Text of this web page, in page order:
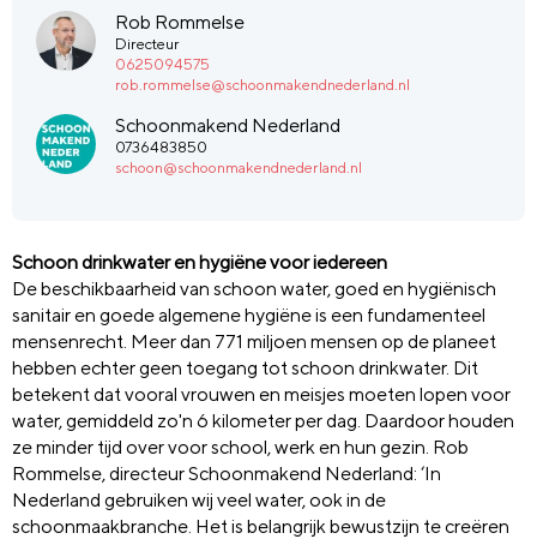
Rob Rommelse
Directeur
0625094575
rob.rommelse@schoonmakendnederland.nl
Schoonmakend Nederland
0736483850
schoon@schoonmakendnederland.nl
Schoon drinkwater en hygiëne voor iedereen
De beschikbaarheid van schoon water, goed en hygiënisch
sanitair en goede algemene hygiëne is een fundamenteel
mensenrecht. Meer dan 771 miljoen mensen op de planeet
hebben echter geen toegang tot schoon drinkwater. Dit
betekent dat vooral vrouwen en meisjes moeten lopen voor
water, gemiddeld zo'n 6 kilometer per dag. Daardoor houden
ze minder tijd over voor school, werk en hun gezin. Rob
Rommelse, directeur Schoonmakend Nederland: ‘In
Nederland gebruiken wij veel water, ook in de
schoonmaakbranche. Het is belangrijk bewustzijn te creëren